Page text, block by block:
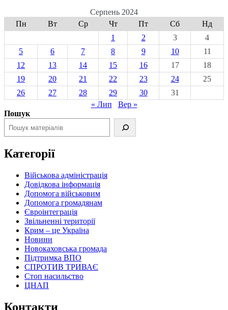
Серпень 2024
Пн
Вт Ср Чт Пт Сб
Нд
1
2 3
4
5
6 7 8 9 10
11
12
13 14 15 16 17
18
19
20 21 22 23 24
25
26
27 28 29 30
31
« Лип
Вер »
Пошук
Категорії
Військова адміністрація
Довідкова інформація
Допомога військовим
Допомога громадянам
Євроінтеграція
Звільненні території
Крим – це Україна
Новини
Новокаховська громада
Підтримка ВПО
СПРОТИВ ТРИВАЄ
Стоп насильство
ЦНАП
Контакти